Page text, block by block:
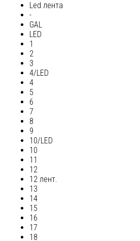
Led лента
-
GAL
LED
1
2
3
4/LED
4
5
6
7
8
9
10/LED
10
11
12
12 лент.
13
14
15
16
17
18